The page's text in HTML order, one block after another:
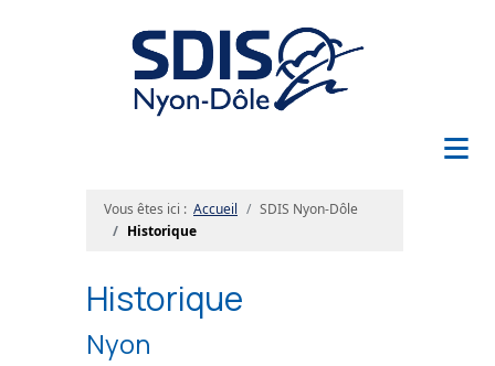
≡
Vous êtes ici : Accueil
SDIS Nyon-Dôle
Historique
Historique
Nyon